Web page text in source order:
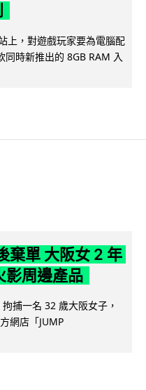
上，對遊戲玩家要為電腦配
同時新推出的 8GB RAM 入
棄單 大阪女 2 年
影周邊產品
捕一名 32 歲大阪女子，
網店「JUMP